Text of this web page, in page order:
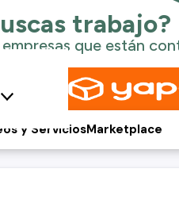
y ServiciosMarketplace